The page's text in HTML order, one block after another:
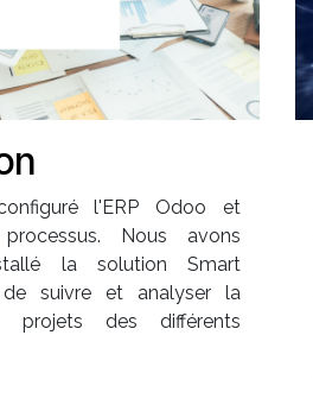
l'ERP Odoo et
Nous avons
la solution Smart
suivre et analyser la
projets des différents